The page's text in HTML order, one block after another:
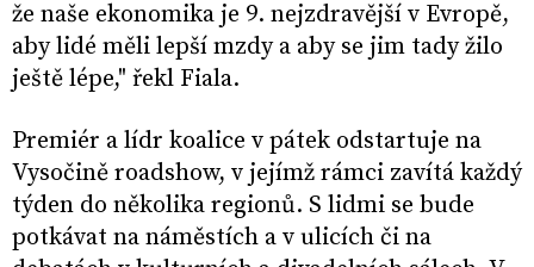
že naše ekonomika je 9. nejzdravější v Evropě,
aby lidé měli lepší mzdy a aby se jim tady žilo
ještě lépe," řekl Fiala.
Premiér a lídr koalice v pátek odstartuje na
Vysočině roadshow, v jejímž rámci zavítá každý
týden do několika regionů. S lidmi se bude
potkávat na náměstích a v ulicích či na